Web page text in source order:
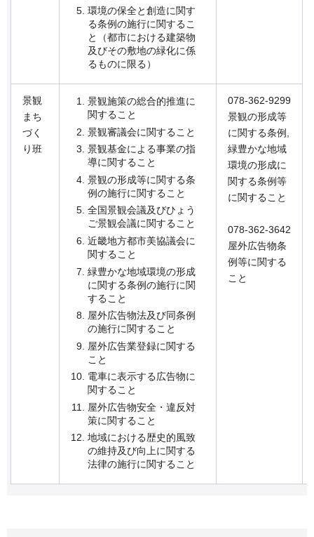
環境の保全と創造に関す
る条例の施行に関するこ
と（都市における建築物
及びその敷地の緑化に係
るものに限る）
景観
まち
づく
り班
景観施策の総合的推進に
関すること
景観審議会に関すること
景観基金による事業の指
導に関すること
景観の形成等に関する条
例の施行に関すること
全国景観会議及びひょう
ご景観会議に関すること
近畿地方都市美協議会に
関すること
緑豊かな地域環境の形成
に関する条例の施行に関
すること
屋外広告物法及び同条例
の施行に関すること
屋外広告業登録に関する
こと
電車に表示する広告物に
関すること
屋外広告物安全・違反対
策に関すること
地域における歴史的風致
の維持及び向上に関する
法律の施行に関すること
078-362-9299
景観の形成等
に関する条例,
緑豊かな地域
環境の形成に
関する条例等
に関すること
078-362-3642
屋外広告物条
例等に関する
こと